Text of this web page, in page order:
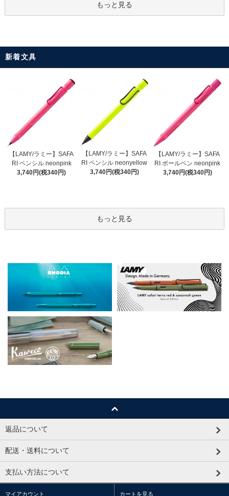
もっと見る
新着文具
【LAMY/ラミー】SAFA
RI ペンシル neonpink
3,740円(税340円)
【LAMY/ラミー】SAFA
RI ペンシル neonyellow
3,740円(税340円)
【LAMY/ラミー】SAFA
RI ボールペン neonpink
3,740円(税340円)
もっと見る
返品について
配送・送料について
支払い方法について
マイアカウント カートを見る